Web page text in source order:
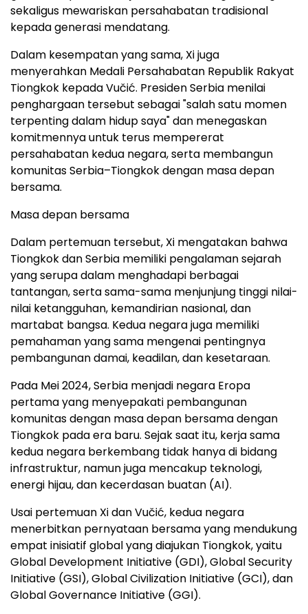
sekaligus mewariskan persahabatan tradisional
kepada generasi mendatang.
Dalam kesempatan yang sama, Xi juga
menyerahkan Medali Persahabatan Republik Rakyat
Tiongkok kepada Vučić. Presiden Serbia menilai
penghargaan tersebut sebagai "salah satu momen
terpenting dalam hidup saya" dan menegaskan
komitmennya untuk terus mempererat
persahabatan kedua negara, serta membangun
komunitas Serbia–Tiongkok dengan masa depan
bersama.
Masa depan bersama
Dalam pertemuan tersebut, Xi mengatakan bahwa
Tiongkok dan Serbia memiliki pengalaman sejarah
yang serupa dalam menghadapi berbagai
tantangan, serta sama-sama menjunjung tinggi nilai-
nilai ketangguhan, kemandirian nasional, dan
martabat bangsa. Kedua negara juga memiliki
pemahaman yang sama mengenai pentingnya
pembangunan damai, keadilan, dan kesetaraan.
Pada Mei 2024, Serbia menjadi negara Eropa
pertama yang menyepakati pembangunan
komunitas dengan masa depan bersama dengan
Tiongkok pada era baru. Sejak saat itu, kerja sama
kedua negara berkembang tidak hanya di bidang
infrastruktur, namun juga mencakup teknologi,
energi hijau, dan kecerdasan buatan (AI).
Usai pertemuan Xi dan Vučić, kedua negara
menerbitkan pernyataan bersama yang mendukung
empat inisiatif global yang diajukan Tiongkok, yaitu
Global Development Initiative (GDI), Global Security
Initiative (GSI), Global Civilization Initiative (GCI), dan
Global Governance Initiative (GGI).